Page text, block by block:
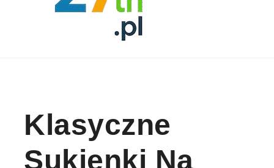
Klasyczne
Sukienki Na